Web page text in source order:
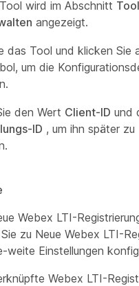
wird im Abschnitt
angezeigt.
das Tool und klicken Sie
um die
den Wert Client-ID und
ID , um ihn später zu
Webex LTI-
zu Neue Webex LTI-
weite Einstellungen
Webex LTI-